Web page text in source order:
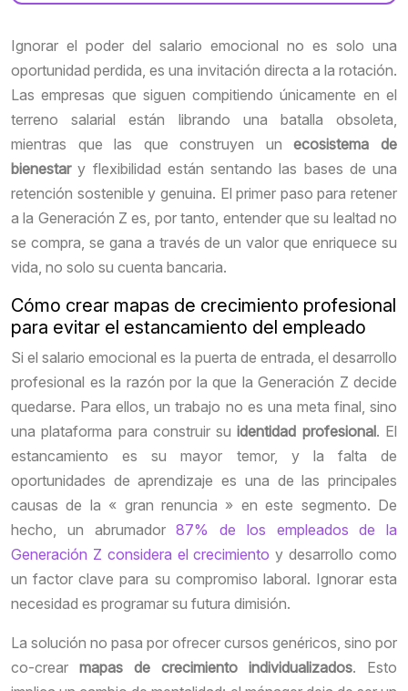
Ignorar el poder del salario emocional no es solo una
oportunidad perdida, es una invitación directa a la rotación.
Las empresas que siguen compitiendo únicamente en el
terreno salarial están librando una batalla obsoleta,
mientras que las que construyen unecosistema de
bienestary flexibilidad están sentando las bases de una
retención sostenible y genuina. El primer paso para retener
a la Generación Z es, por tanto, entender que su lealtad no
se compra, se gana a través de un valor que enriquece su
vida, no solo su cuenta bancaria.
Cómo crear mapas de crecimiento profesional
para evitar el estancamiento del empleado
Si el salario emocional es la puerta de entrada, el desarrollo
profesional es la razón por la que la Generación Z decide
quedarse. Para ellos, un trabajo no es una meta final, sino
una plataforma para construir suidentidad profesional. El
estancamiento es su mayor temor, y la falta de
oportunidades de aprendizaje es una de las principales
causas de la « gran renuncia » en este segmento. De
hecho, un abrumador87% de los empleados de la
Generación Z considera el crecimiento y desarrollo como
un factor clave para su compromiso laboral. Ignorar esta
necesidad es programar su futura dimisión.
La solución no pasa por ofrecer cursos genéricos, sino por
co-crear mapas de crecimiento individualizados. Esto